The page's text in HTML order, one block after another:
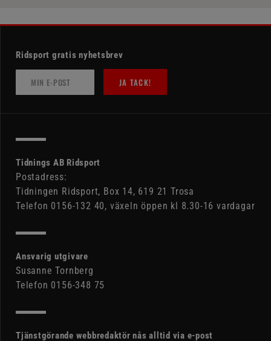
Ridsport gratis nyhetsbrev
JA TACK!
Tidnings AB Ridsport
Postadress:
Tidningen Ridsport, Box 14, 619 21 Trosa
Telefon 0156-132 40, växeln öppen kl 8.30-16 vardagar
Ansvarig utgivare
Susanne Tornberg
Telefon 0156-348 75
Tjänstgörande webbredaktör nås alltid via e-post